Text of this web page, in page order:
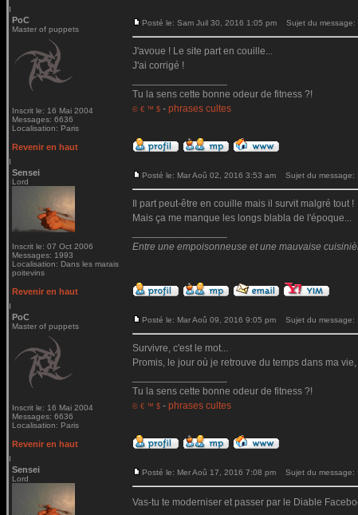
PoC
Master of puppets
Inscrit le: 16 Mai 2004
Messages: 6636
Localisation: Paris
Posté le: Sam Juil 30, 2016 1:05 pm Sujet du message:
J'avoue ! Le site part en couille...
J'ai corrigé !
Tu la sens cette bonne odeur de fitness ?!
© € ™ $ - phrases cultes
Revenir en haut
Sensei
Lord
Inscrit le: 07 Oct 2006
Messages: 1993
Localisation: Dans les marais
poitevins
Posté le: Mar Aoû 02, 2016 3:53 am Sujet du message:
Il part peut-être en couille mais il survit malgré tout !
Mais ça me manque les longs blabla de l'époque...
Entre une empoisonneuse et une mauvaise
Revenir en haut
PoC
Master of puppets
Inscrit le: 16 Mai 2004
Messages: 6636
Localisation: Paris
Posté le: Mar Aoû 09, 2016 9:05 pm Sujet du message:
Survivre, c'est le mot...
Promis, le jour où je retrouve du temps dans ma
Tu la sens cette bonne odeur de fitness ?!
© € ™ $ - phrases cultes
Revenir en haut
Sensei
Lord
Posté le: Mer Aoû 17, 2016 7:08 pm Sujet du message:
Vas-tu te moderniser et passer par le Diable